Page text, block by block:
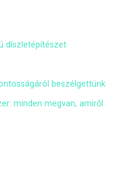
díszletépítészet
beszélgettünk
minden megvan, amiről